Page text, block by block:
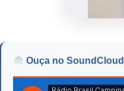
Ouça no